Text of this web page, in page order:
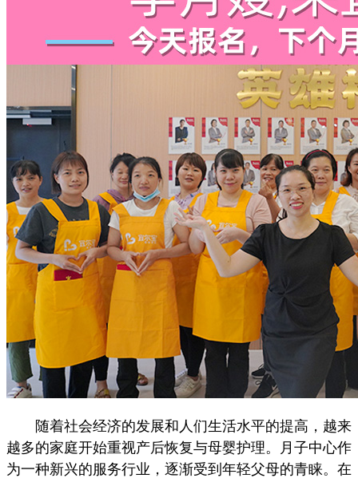
随着社会经济的发展和人们生活水平的提高，越来
越多的家庭开始重视产后恢复与母婴护理。月子中心作
为一种新兴的服务行业，逐渐受到年轻父母的青睐。在